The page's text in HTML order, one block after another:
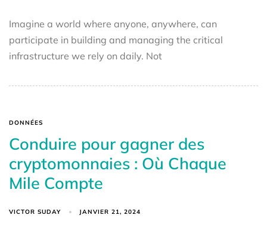
Imagine a world where anyone, anywhere, can
participate in building and managing the critical
infrastructure we rely on daily. Not
DONNÉES
Conduire pour gagner des
cryptomonnaies : Où Chaque
Mile Compte
VICTOR SUDAY JANVIER 21, 2024